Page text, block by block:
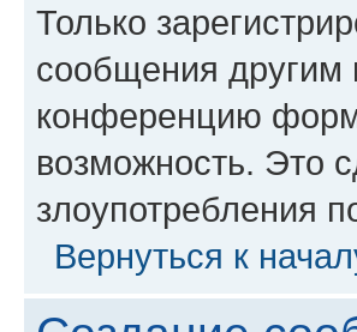
Только
сообщения другим
конференцию
возможность. Это
злоупотребления
Вернуться к